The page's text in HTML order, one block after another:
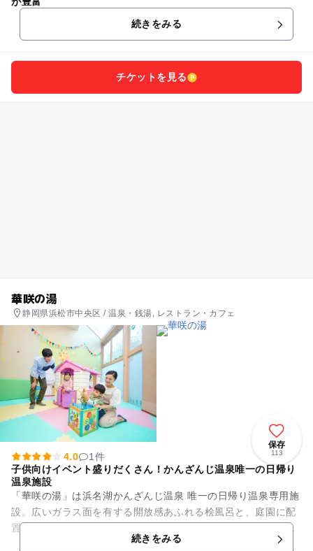
続きをみる
チケットを見る
華咲の湯
静岡県浜松市中央区 / 温泉・銭湯, レストラン・カフェ
保存
113
4.0
1件
子供向けイベント盛りだくさん！かんざんじ温泉唯一の日帰り
温泉施設
「華咲の湯」は浜名湖かんざんじ温泉 唯一の日帰り温泉専用施
設。広いガラス面を有する開放感あふれる桧風呂と、庭園に配
置された木漏れ日の湯や露天風呂が楽しめる「桧香の湯」。自
然石を配した岩風呂や、シ...続きをみる